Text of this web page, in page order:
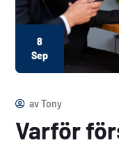
8
Sep
avTony
Varför